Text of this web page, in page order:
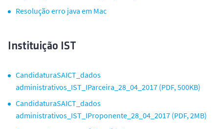
Resolução erro java em Mac
Instituição IST
CandidaturaSAICT_dados
administrativos_IST_IParceira_28_04_2017 (PDF, 500KB)
CandidaturaSAICT_dados
administrativos_IST_IProponente_28_04_2017 (PDF, 2MB)